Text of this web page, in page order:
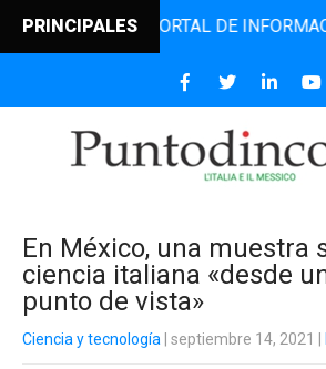
PRINCIPALES
EL PORTAL DE INFORMACIÓN
En México, una muestra
ciencia italiana «desde
punto de vista»
Ciencia y tecnología | septiembre 14, 2021